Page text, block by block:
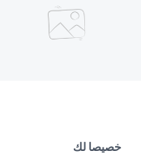
خصيصا لك